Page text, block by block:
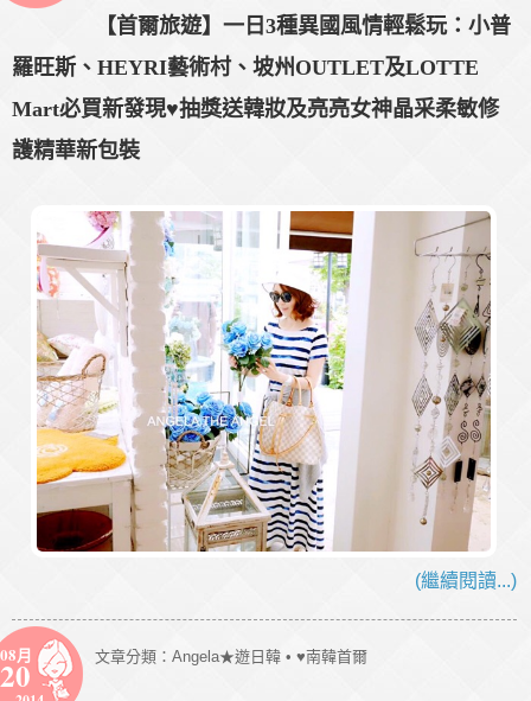
【首爾旅遊】一日3種異國風情輕鬆玩：小普
羅旺斯、HEYRI藝術村、坡州OUTLET及LOTTE
Mart必買新發現♥抽獎送韓妝及亮亮女神晶采柔敏修
護精華新包裝
(繼續閱讀...)
08月
20 文章分類： Angela★遊日韓 • ♥南韓首爾